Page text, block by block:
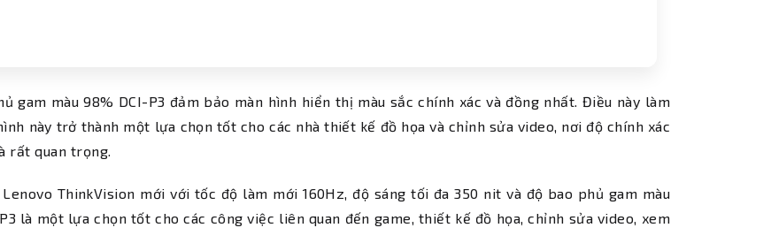
gam màu 98% DCI-P3 đảm bảo màn hình hiển thị màu sắc chính xác và đồng nhất. Điều này làm
này trở thành một lựa chọn tốt cho các nhà thiết kế đồ họa và chỉnh sửa video, nơi độ chính xác
rất quan trọng.
ThinkVision mới với tốc độ làm mới 160Hz, độ sáng tối đa 350 nit và độ bao phủ gam màu
là một lựa chọn tốt cho các công việc liên quan đến game, thiết kế đồ họa, chỉnh sửa video, xem